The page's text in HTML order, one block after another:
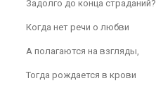
Задолго до конца страданий?
Когда нет речи о любви
А полагаются на взгляды,
Тогда рождается в крови